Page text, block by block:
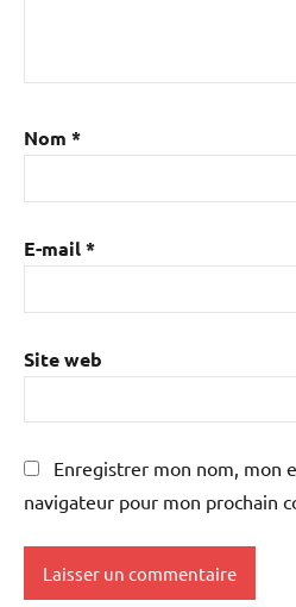
Nom *
E-mail*
Site web
Enregistrer mon nom, mon
navigateur pour mon prochain